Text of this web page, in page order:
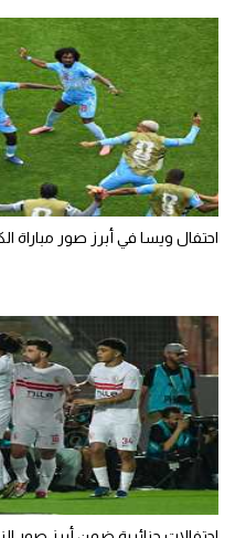
احتفال ويسا في أبرز صور مباراة